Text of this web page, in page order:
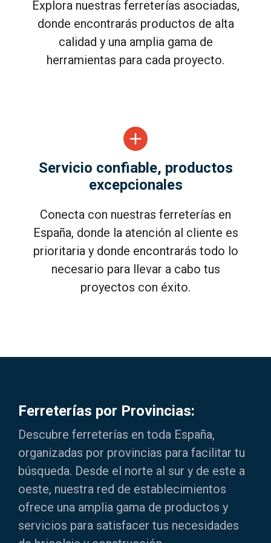
Explora nuestras ferreterías asociadas,
donde encontrarás productos de alta
calidad y una amplia gama de
herramientas para cada proyecto.
Servicio confiable, productos
excepcionales
Conecta con nuestras ferreterías en
España, donde la atención al cliente es
prioritaria y donde encontrarás todo lo
necesario para llevar a cabo tus
proyectos con éxito.
Ferreterías por Provincias:
Descubre ferreterías en toda España,
organizadas por provincias para facilitar tu
búsqueda. Desde el norte al sur y de este a
oeste, nuestra red de establecimientos
ofrece una amplia gama de productos y
servicios para satisfacer tus necesidades